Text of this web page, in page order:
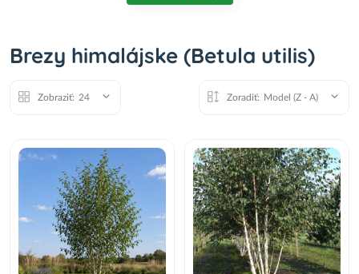
- výška 190-220 cm, kont. C10L - VIACKMENNÁ
Do košíka
Brezy himalájske (Betula utilis)
Zobraziť: 24 Zoradiť: Model (Z - A)